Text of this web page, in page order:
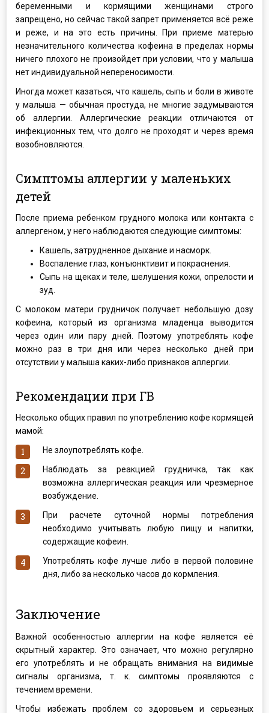
беременными и кормящими женщинами строго
запрещено, но сейчас такой запрет применяется всё реже
и реже, и на это есть причины. При приеме матерью
незначительного количества кофеина в пределах нормы
ничего плохого не произойдет при условии, что у малыша
нет индивидуальной непереносимости.
Иногда может казаться, что кашель, сыпь и боли в животе
у малыша — обычная простуда, не многие задумываются
об аллергии. Аллергические реакции отличаются от
инфекционных тем, что долго не проходят и через время
возобновляются.
Симптомы аллергии у маленьких
детей
После приема ребенком грудного молока или контакта с
аллергеном, у него наблюдаются следующие симптомы:
Кашель, затрудненное дыхание и насморк.
Воспаление глаз, конъюнктивит и покраснения.
Сыпь на щеках и теле, шелушения кожи, опрелости и
зуд.
С молоком матери грудничок получает небольшую дозу
кофеина, который из организма младенца выводится
через один или пару дней. Поэтому употреблять кофе
можно раз в три дня или через несколько дней при
отсутствии у малыша каких-либо признаков аллергии.
Рекомендации при ГВ
Несколько общих правил по употреблению кофе кормящей
мамой:
Не злоупотреблять кофе.
Наблюдать за реакцией грудничка, так как
возможна аллергическая реакция или чрезмерное
возбуждение.
При расчете суточной нормы потребления
необходимо учитывать любую пищу и напитки,
содержащие кофеин.
Употреблять кофе лучше либо в первой половине
дня, либо за несколько часов до кормления.
Заключение
Важной особенностью аллергии на кофе является её
скрытный характер. Это означает, что можно регулярно
его употреблять и не обращать внимания на видимые
сигналы организма, т. к. симптомы проявляются с
течением времени.
Чтобы избежать проблем со здоровьем и серьезных